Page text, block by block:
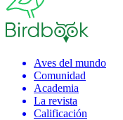
Aves del mundo
Comunidad
Academia
La revista
Calificación